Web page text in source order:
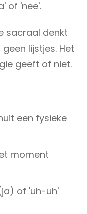
of 'nee'.
sacraal denkt
lijstjes. Het
geeft of niet.
een fysieke
moment
of 'uh-uh'